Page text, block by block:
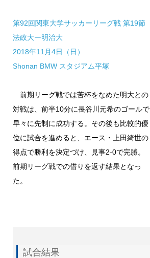
第92回関東大学サッカーリーグ戦 第19節
法政大ー明治大
2018年11月4日（日）
Shonan BMW スタジアム平塚
前期リーグ戦では苦杯をなめた明大との
対戦は、前半10分に長谷川元希のゴールで
早々に先制に成功する。その後も比較的優
位に試合を進めると、エース・上田綺世の
得点で勝利を決定づけ、見事2-0で完勝。
前期リーグ戦での借りを返す結果となっ
た。
試合結果